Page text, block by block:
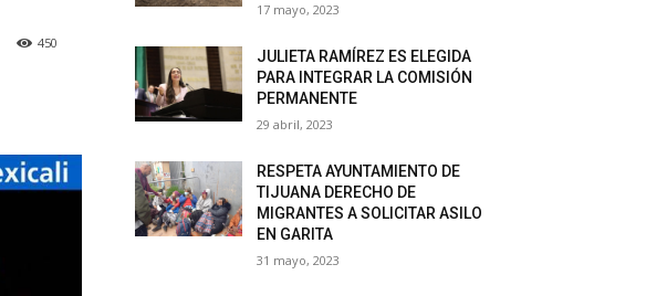
450
17 mayo, 2023
JULIETA RAMÍREZ ES ELEGIDA
PARA INTEGRAR LA COMISIÓN
PERMANENTE
29 abril, 2023
RESPETA AYUNTAMIENTO DE
TIJUANA DERECHO DE
MIGRANTES A SOLICITAR ASILO
EN GARITA
31 mayo, 2023